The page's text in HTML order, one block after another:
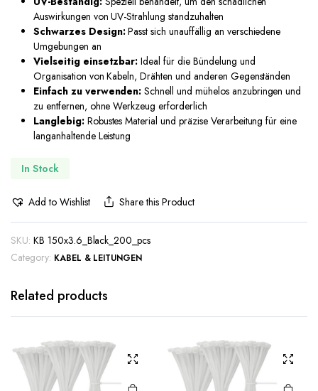
Auswirkungen von UV-Strahlung standzuhalten
Schwarzes Design:Passt sich unauffällig an verschiedene
Umgebungen an
Vielseitig einsetzbar: Ideal für die Bündelung und
Organisation von Kabeln, Drähten und anderen Gegenständen
Einfach zu verwenden: Schnell und mühelos anzubringen und
zu entfernen, ohne Werkzeug erforderlich
Langlebig:Robustes Material und präzise Verarbeitung für eine
langanhaltende Leistung
In Stock
Add to Wishlist Share this Product
SKU: KB 150x3.6_Black_200_pcs
Category: KABEL & LEITUNGEN
Related products